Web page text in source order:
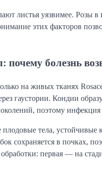
листья уязвимее. Розы
этих факторов
болезнь
на живых тканях
гаустории. Кондии
поэтому инфекция
тела, устойчивые
сохраняется в почках,
первая — на